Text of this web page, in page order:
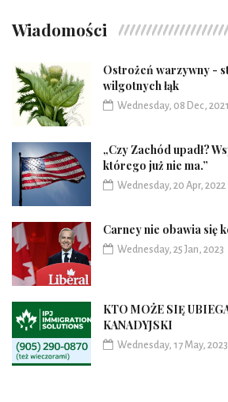
Wiadomości
Ostrożeń warzywny -
wilgotnych łąk
Wednesday, 08 Dec, 2021
„Czy Zachód upadł?
którego już nie ma.”
Wednesday, 20 Apr, 2022
Carney nie obawia się
Wednesday, 25 Jan, 2023
KTO MOŻE SIĘ
KANADYJSKI
Wednesday, 17 May, 2023